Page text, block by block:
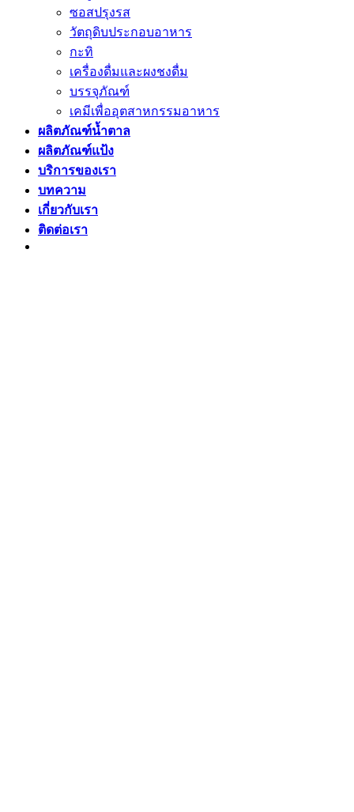
ซอสปรุงรส
วัตถุดิบประกอบอาหาร
กะทิ
เครื่องดื่มและผงชงดื่ม
บรรจุภัณฑ์
เคมีเพื่ออุตสาหกรรมอาหาร
ผลิตภัณฑ์น้ำตาล
ผลิตภัณฑ์แป้ง
บริการของเรา
บทความ
เกี่ยวกับเรา
ติดต่อเรา